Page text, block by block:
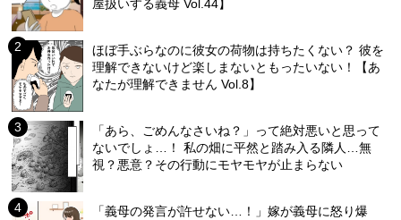
屋扱いする義母 Vol.44】
ほぼ手ぶらなのに彼女の荷物は持ちたくない？ 彼を
理解できないけど楽しまないともったいない！【あ
なたが理解できません Vol.8】
「あら、ごめんなさいね？」って絶対悪いと思って
ないでしょ…！ 私の畑に平然と踏み入る隣人…無
視？悪意？その行動にモヤモヤが止まらない
「義母の発言が許せない…！」嫁が義母に怒り爆